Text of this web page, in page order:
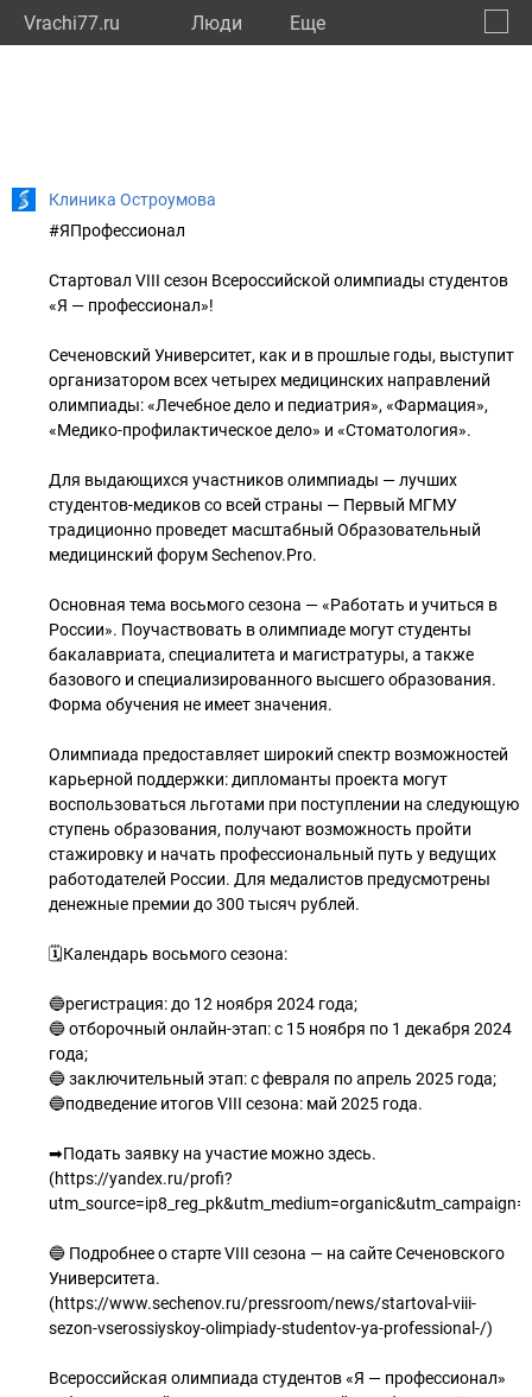
Vrachi77.ru Люди Eще
Клиника Остроумова
#ЯПрофессионал
Стартовал VIII сезон Всероссийской олимпиады студентов
«Я — профессионал»!
Сеченовский Университет, как и в прошлые годы, выступит
организатором всех четырех медицинских направлений
олимпиады: «Лечебное дело и педиатрия», «Фармация»,
«Медико-профилактическое дело» и «Стоматология».
Для выдающихся участников олимпиады — лучших
студентов-медиков со всей страны — Первый МГМУ
традиционно проведет масштабный Образовательный
медицинский форум Sechenov.Pro.
Основная тема восьмого сезона — «Работать и учиться в
России». Поучаствовать в олимпиаде могут студенты
бакалавриата, специалитета и магистратуры, а также
базового и специализированного высшего образования.
Форма обучения не имеет значения.
Олимпиада предоставляет широкий спектр возможностей
карьерной поддержки: дипломанты проекта могут
воспользоваться льготами при поступлении на следующую
ступень образования, получают возможность пройти
стажировку и начать профессиональный путь у ведущих
работодателей России. Для медалистов предусмотрены
денежные премии до 300 тысяч рублей.
🗓Календарь восьмого сезона:
🔵регистрация: до 12 ноября 2024 года;
🔵 отборочный онлайн-этап: с 15 ноября по 1 декабря 2024
года;
🔵 заключительный этап: с февраля по апрель 2025 года;
🔵подведение итогов VIII сезона: май 2025 года.
➡Подать заявку на участие можно здесь.
(https://yandex.ru/profi?
🔵 Подробнее о старте VIII сезона — на сайте Сеченовского
Университета.
(https://www.sechenov.ru/pressroom/news/startoval-viii-
sezon-vserossiyskoy-olimpiady-studentov-ya-professional-/)
Всероссийская олимпиада студентов «Я — профессионал»